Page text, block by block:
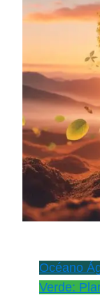
Océano
Verde: